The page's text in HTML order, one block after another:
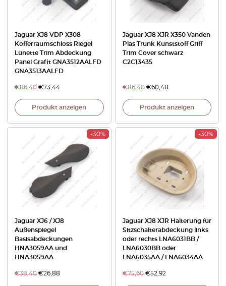
Jaguar XJ8 VDP X308
Kofferraumschloss Riegel
Lünette Trim Abdeckung
Panel Grafit GNA3512AALFD
GNA3513AALFD
€86,40 €73,44
Produkt anzeigen
Jaguar XJ8 XJR X350 Vanden
Plas Trunk Kunststoff Griff
Trim Cover schwarz
C2C13435
€86,40 €60,48
Produkt anzeigen
-30%
Jaguar XJ6 / XJ8
Außenspiegel
Basisabdeckungen
HNA3059AA und
HNA3059AA
€38,40 €26,88
-30%
Jaguar XJ8 XJR Halterung für
Sitzschalterabdeckung links
oder rechts LNA6031BB /
LNA6030BB oder
LNA6035AA / LNA6034AA
€75,60 €52,92